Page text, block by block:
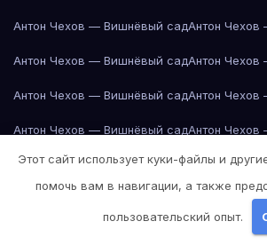
Антон Чехов — Вишнёвый садАнтон
Антон Чехов — Вишнёвый садАнтон
Антон Чехов — Вишнёвый садАнтон
Антон Чехов — Вишнёвый садАнтон
Антон Чехов — Вишнёвый садАнтон
Антон
Антон
Этот сайт использует куки-файлы и
помочь вам в навигации, а также
пользовательский опыт.